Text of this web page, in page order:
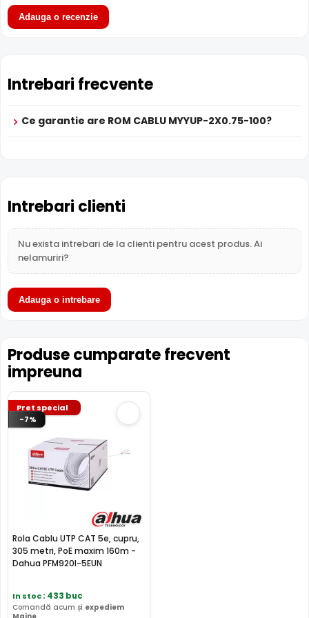
Categorie
Sub-
subcategorie
Alimentare
Garantie 24 luni 24 luni
Adauga o recenzie
Intrebari frecvente
Ce garantie are ROM CABLU MYYUP-2X0.75-100?
Intrebari clienti
Nu exista intrebari de la clienti pentru acest produs. Ai
nelamuriri?
Adauga o intrebare
Produse cumparate frecvent
impreuna
Pret special
-7%
Rola Cablu UTP CAT 5e, cupru,
305 metri, PoE maxim 160m -
Dahua PFM920I-5EUN
In stoc: 433 buc
Comandă acum și expediem
Maine